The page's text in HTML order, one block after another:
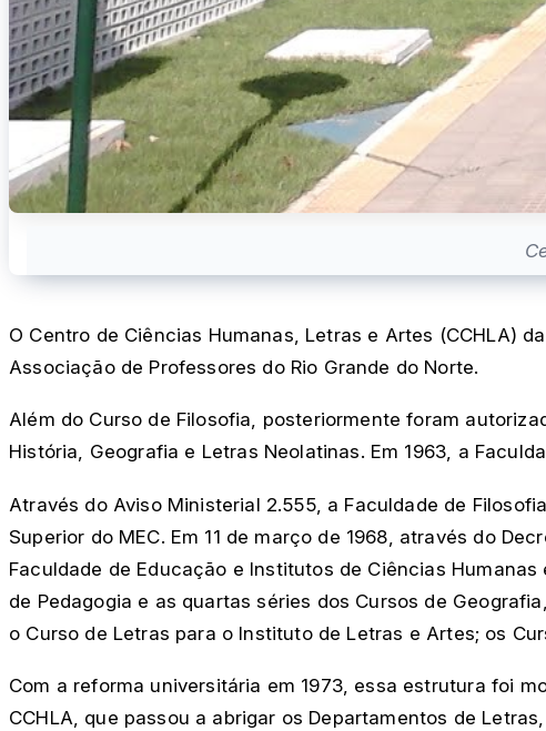
O Centro de Ciências Humanas, Letras e Artes (CCHLA)
Associação de Professores do Rio Grande do Norte.
Além do Curso de Filosofia, posteriormente foram
História, Geografia e Letras Neolatinas. Em 1963, a
Através do Aviso Ministerial 2.555, a Faculdade de
Superior do MEC. Em 11 de março de 1968, através do
Faculdade de Educação e Institutos de Ciências
de Pedagogia e as quartas séries dos Cursos de
o Curso de Letras para o Instituto de Letras e Artes; os
Com a reforma universitária em 1973, essa estrutura foi
CCHLA, que passou a abrigar os Departamentos de